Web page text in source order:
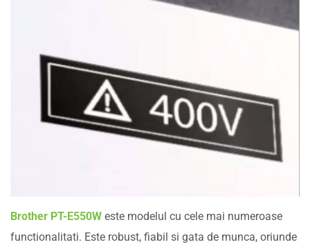
Brother PT-E550W este modelul cu cele mai numeroase
functionalitati. Este robust, fiabil si gata de munca, oriunde